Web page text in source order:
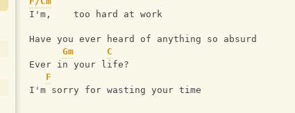
I'm,    too hard at work
Have you ever heard of anything so absurd
Gm
C
Ever in your life?
F
I'm sorry for wasting your time